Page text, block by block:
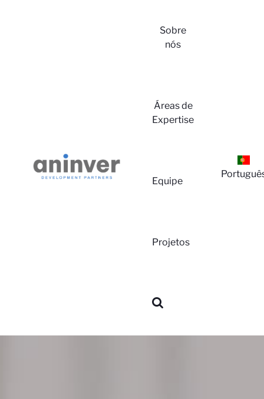
Sobre
nós
Áreas de
Expertise
Equipe
Projetos
Login
Sobre